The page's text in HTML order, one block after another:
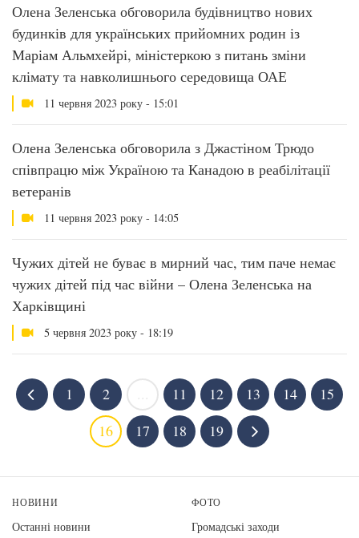
Олена Зеленська обговорила будівництво нових
будинків для українських прийомних родин із
Маріам Альмхейрі, міністеркою з питань зміни
клімату та навколишнього середовища ОАЕ
11 червня 2023 року - 15:01
Олена Зеленська обговорила з Джастіном Трюдо
співпрацю між Україною та Канадою в реабілітації
ветеранів
11 червня 2023 року - 14:05
Чужих дітей не буває в мирний час, тим паче немає
чужих дітей під час війни – Олена Зеленська на
Харківщині
5 червня 2023 року - 18:19
1 2 11 12 13 14
15
16
17 18 19
НОВИНИ
Останні новини
ФОТО
Громадські заходи